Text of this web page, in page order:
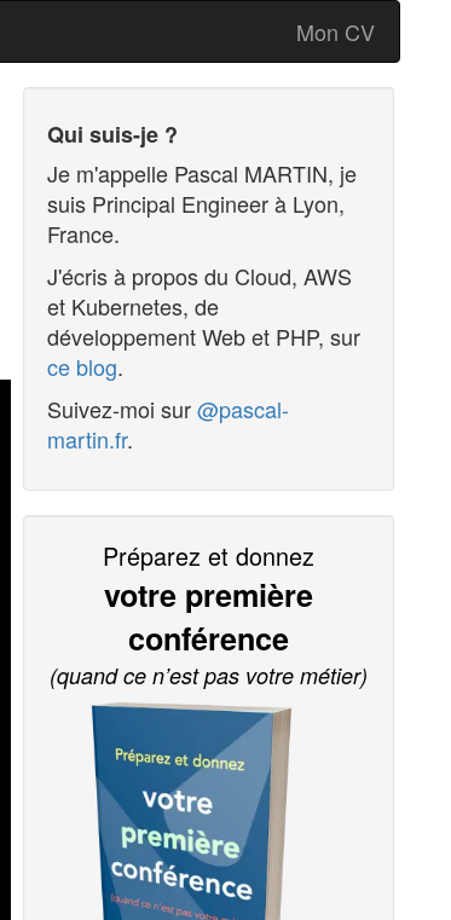
Mon CV
Qui suis-je ?
Je m'appelle Pascal MARTIN, je
suis Principal Engineerà Lyon,
France.
J'écris à propos du Cloud, AWS
et Kubernetes, de
développement Web et PHP, sur
ce blog.
Suivez-moi sur@pascal-
martin.fr.
Préparez et donnez
votre première
conférence
(quand ce n’est pas votre métier)